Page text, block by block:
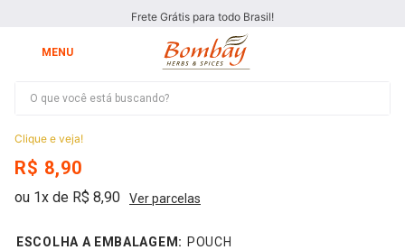
Frete Grátis para todo Brasil!
Clique e veja!
R$ 8,90
ou 1x de R$ 8,90 Ver parcelas
: POUCH